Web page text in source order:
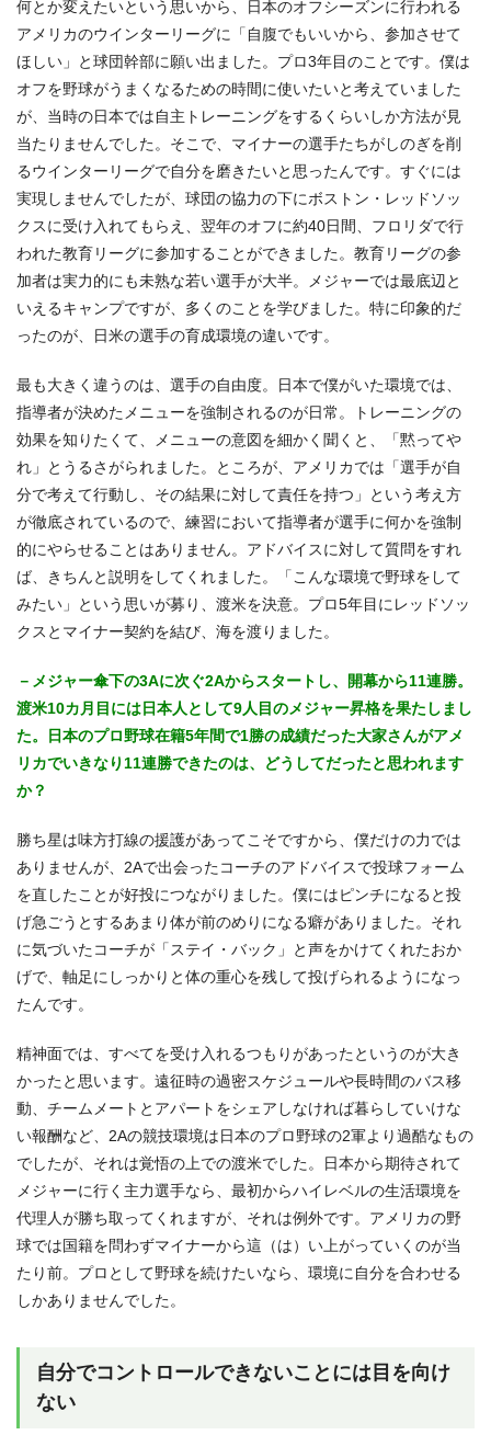
何とか変えたいという思いから、日本のオフシーズンに行われる
アメリカのウインターリーグに「自腹でもいいから、参加させて
ほしい」と球団幹部に願い出ました。プロ3年目のことです。僕は
オフを野球がうまくなるための時間に使いたいと考えていました
が、当時の日本では自主トレーニングをするくらいしか方法が見
当たりませんでした。そこで、マイナーの選手たちがしのぎを削
るウインターリーグで自分を磨きたいと思ったんです。すぐには
実現しませんでしたが、球団の協力の下にボストン・レッドソッ
クスに受け入れてもらえ、翌年のオフに約40日間、フロリダで行
われた教育リーグに参加することができました。教育リーグの参
加者は実力的にも未熟な若い選手が大半。メジャーでは最底辺と
いえるキャンプですが、多くのことを学びました。特に印象的だ
ったのが、日米の選手の育成環境の違いです。
最も大きく違うのは、選手の自由度。日本で僕がいた環境では、
指導者が決めたメニューを強制されるのが日常。トレーニングの
効果を知りたくて、メニューの意図を細かく聞くと、「黙ってや
れ」とうるさがられました。ところが、アメリカでは「選手が自
分で考えて行動し、その結果に対して責任を持つ」という考え方
が徹底されているので、練習において指導者が選手に何かを強制
的にやらせることはありません。アドバイスに対して質問をすれ
ば、きちんと説明をしてくれました。「こんな環境で野球をして
みたい」という思いが募り、渡米を決意。プロ5年目にレッドソッ
クスとマイナー契約を結び、海を渡りました。
－メジャー傘下の3Aに次ぐ2Aからスタートし、開幕から11連勝。
渡米10カ月目には日本人として9人目のメジャー昇格を果たしまし
た。日本のプロ野球在籍5年間で1勝の成績だった大家さんがアメ
リカでいきなり11連勝できたのは、どうしてだったと思われます
か？
勝ち星は味方打線の援護があってこそですから、僕だけの力では
ありませんが、2Aで出会ったコーチのアドバイスで投球フォーム
を直したことが好投につながりました。僕にはピンチになると投
げ急ごうとするあまり体が前のめりになる癖がありました。それ
に気づいたコーチが「ステイ・バック」と声をかけてくれたおか
げで、軸足にしっかりと体の重心を残して投げられるようになっ
たんです。
精神面では、すべてを受け入れるつもりがあったというのが大き
かったと思います。遠征時の過密スケジュールや長時間のバス移
動、チームメートとアパートをシェアしなければ暮らしていけな
い報酬など、2Aの競技環境は日本のプロ野球の2軍より過酷なもの
でしたが、それは覚悟の上での渡米でした。日本から期待されて
メジャーに行く主力選手なら、最初からハイレベルの生活環境を
代理人が勝ち取ってくれますが、それは例外です。アメリカの野
球では国籍を問わずマイナーから這（は）い上がっていくのが当
たり前。プロとして野球を続けたいなら、環境に自分を合わせる
しかありませんでした。
自分でコントロールできないことには目を向け
ない